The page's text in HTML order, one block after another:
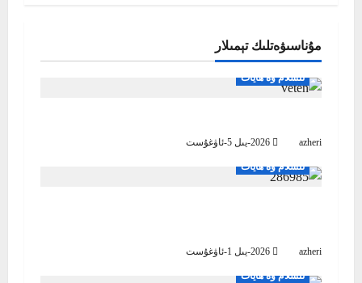
a
v
i
g
i
مۇناسىۋەتلىك تېمىلار
ئىسلام ۋە ھايات
azheri
ئىسلام ۋە ھايات
azheri
ئىسلام ۋە ھايات